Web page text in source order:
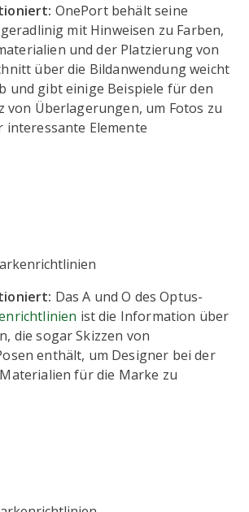
OnePort behält seine
mit Hinweisen zu Farben,
und der Platzierung von
über die Bildanwendung weicht
und gibt einige Beispiele für den
von Überlagerungen, um Fotos zu
interessante Elemente
Das A und O des Optus-
ist die Information über
die sogar Skizzen von
enthält, um Designer bei der
für die Marke zu